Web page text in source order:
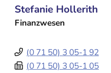
Stefanie Hollerith
Finanzwesen
(0 71 50) 3 05-1 92
(0 71 50) 3 05-1 05